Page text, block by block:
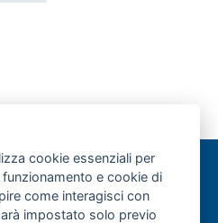
cookie essenziali per
e cookie di
come interagisci con
impostato solo previo